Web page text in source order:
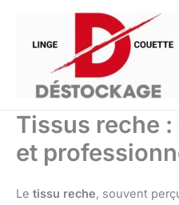
contenu
Tissus reche
et
Le tissu reche, souvent